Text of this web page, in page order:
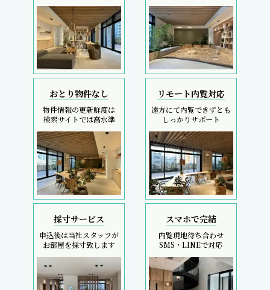
おとり物件なし
物件情報の更新鮮度は
検索サイトでは高水準
リモート内覧対応
遠方にて内覧できずとも
しっかりサポート
採寸サービス
申込後は当社スタッフが
お部屋を採寸致します
スマホで完結
内覧現地待ち合わせ
SMS・LINEで対応